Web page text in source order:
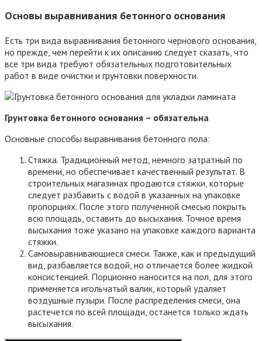
Основы выравнивания бетонного основания
Есть три вида выравнивания бетонного чернового основания,
но прежде, чем перейти к их описанию следует сказать, что
все три вида требуют обязательных подготовительных
работ в виде очистки и грунтовки поверхности.
Грунтовка бетонного основания – обязательна
Основные способы выравнивания бетонного пола:
Стяжка. Традиционный метод, немного затратный по
времени, но обеспечивает качественный результат. В
строительных магазинах продаются стяжки, которые
следует разбавить с водой в указанных на упаковке
пропорциях. После этого полученной смесью покрыть
всю площадь, оставить до высыхания. Точное время
высыхания тоже указано на упаковке каждого варианта
стяжки.
Самовыравнивающиеся смеси. Также, как и предыдущий
вид, разбавляется водой, но отличается более жидкой
консистенцией. Порционно наносится на пол, для этого
применяется игольчатый валик, который удаляет
воздушные пузыри. После распределения смеси, она
растечется по всей площади, останется только ждать
высыхания.